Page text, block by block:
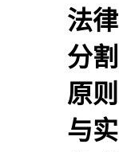
法律
分割
原则
与实